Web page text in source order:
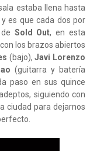
estaba llena hasta
es que cada dos por
Sold Out, en esta
los brazos abiertos
(bajo),Javi Lorenzo
(guitarra y batería
paso en sus quince
siguiendo con
ciudad para dejarnos